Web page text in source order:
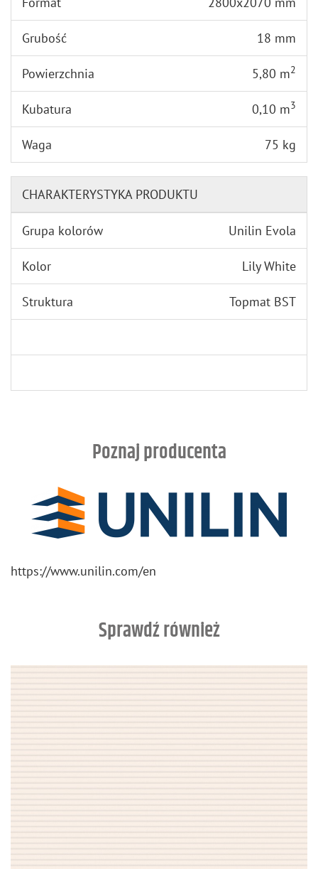
Grubość 18 mm
Powierzchnia 5,80 m2
Kubatura 0,10 m3
Waga 75 kg
CHARAKTERYSTYKA PRODUKTU
Grupa kolorów Unilin Evola
Kolor Lily White
Struktura Topmat BST
Poznaj producenta
https://​www.​unilin.​com/​en
Sprawdź również